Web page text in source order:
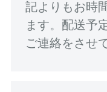
記よりもお時
ます。配送予
ご連絡をさせ